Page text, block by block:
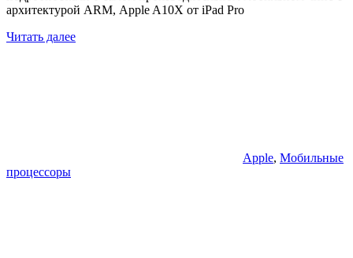
архитектурой ARM, Apple A10X от iPad Pro
Читать далее
Apple, Мобильные
процессоры